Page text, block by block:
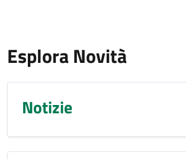
Esplora Novità
Notizie